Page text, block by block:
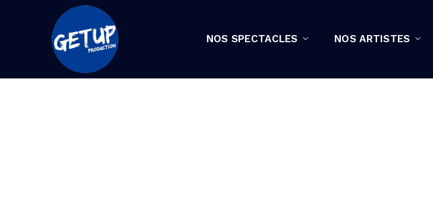
NOS SPECTACLES NOS ARTISTES
BE THE BLACK